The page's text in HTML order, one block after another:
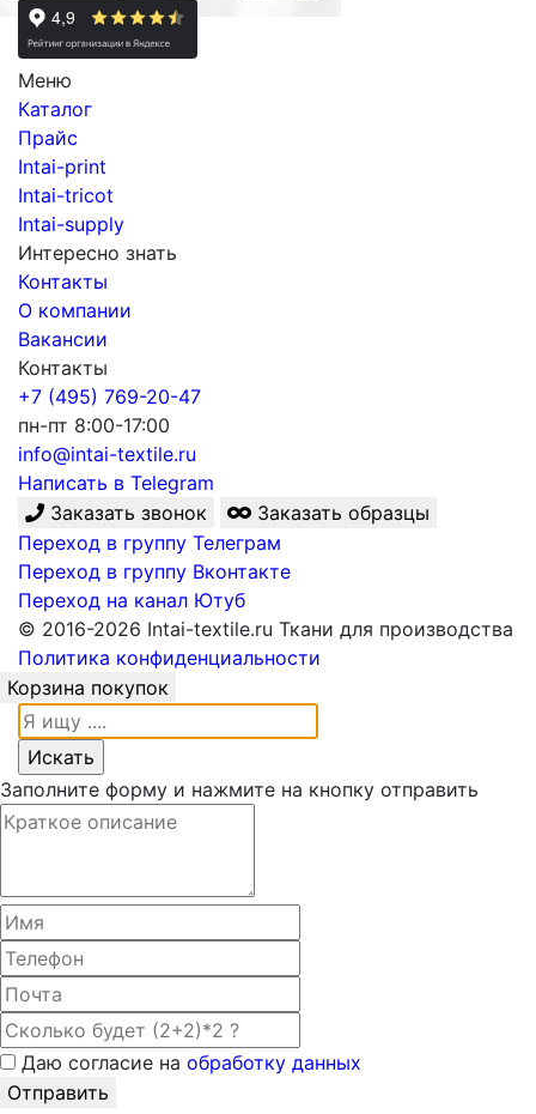
Меню
Каталог
Прайс
Intai-print
Intai-tricot
Intai-supply
Интересно знать
Контакты
О компании
Вакансии
Контакты
+7 (495) 769-20-47
пн-пт 8:00-17:00
info@intai-textile.ru
Написать в Telegram
Заказать звонок
Заказать образцы
Переход в группу Телеграм
Переход в группу Вконтакте
Переход на канал Ютуб
© 2016-2026 Intai-textile.ru Ткани для производства
Политика конфиденциальности
Корзина покупок
Заполните форму и нажмите на кнопку отправить
Даю согласие на обработку данных
Отправить